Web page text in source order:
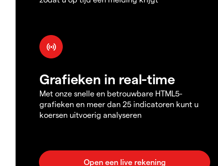
Grafieken in real-time
Met onze snelle en betrouwbare HTML5-
grafieken en meer dan 25 indicatoren kunt u
koersen uitvoerig analyseren